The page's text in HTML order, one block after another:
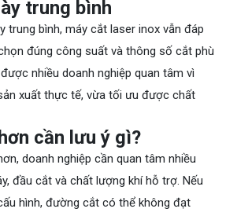
trung bình
trung bình, máy cắt laser inox vẫn đáp
đúng công suất và thông số cắt phù
nhiều doanh nghiệp quan tâm vì
xuất thực tế, vừa tối ưu được chất
cần lưu ý gì?
doanh nghiệp cần quan tâm nhiều
đầu cắt và chất lượng khí hỗ trợ. Nếu
hình, đường cắt có thể không đạt